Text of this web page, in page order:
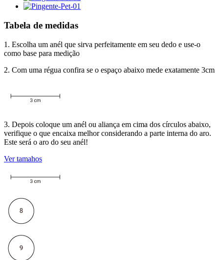
Tabela de medidas
1. Escolha um anél que sirva perfeitamente em seu dedo e use-o
como base para medição
2. Com uma régua confira se o espaço abaixo mede exatamente 3cm
3. Depois coloque um anél ou aliança em cima dos círculos abaixo,
verifique o que encaixa melhor considerando a parte interna do aro.
Este será o aro do seu anél!
Ver tamahos